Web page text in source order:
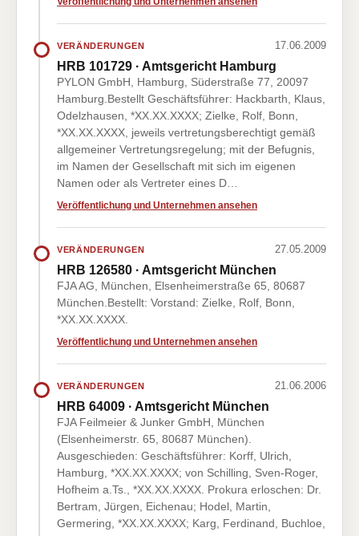
VERÄNDERUNGEN 17.06.2009
HRB 101729 · Amtsgericht Hamburg
PYLON GmbH, Hamburg, Süderstraße 77, 20097
Hamburg.Bestellt Geschäftsführer: Hackbarth, Klaus,
Odelzhausen, *XX.XX.XXXX; Zielke, Rolf, Bonn,
*XX.XX.XXXX, jeweils vertretungsberechtigt gemäß
allgemeiner Vertretungsregelung; mit der Befugnis,
im Namen der Gesellschaft mit sich im eigenen
Namen oder als Vertreter eines D…
Veröffentlichung und Unternehmen ansehen
VERÄNDERUNGEN 27.05.2009
HRB 126580 · Amtsgericht München
FJA AG, München, Elsenheimerstraße 65, 80687
München.Bestellt: Vorstand: Zielke, Rolf, Bonn,
*XX.XX.XXXX.
Veröffentlichung und Unternehmen ansehen
VERÄNDERUNGEN 21.06.2006
HRB 64009 · Amtsgericht München
FJA Feilmeier & Junker GmbH, München
(Elsenheimerstr. 65, 80687 München).
Ausgeschieden: Geschäftsführer: Korff, Ulrich,
Hamburg, *XX.XX.XXXX; von Schilling, Sven-Roger,
Hofheim a.Ts., *XX.XX.XXXX. Prokura erloschen: Dr.
Bertram, Jürgen, Eichenau; Hodel, Martin,
Germering, *XX.XX.XXXX; Karg, Ferdinand, Buchloe,